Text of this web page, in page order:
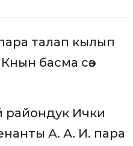
талап кылып
басма сөз
райондук Ички
А. А. И. пара